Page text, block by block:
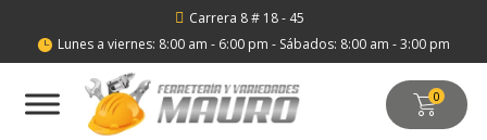
 Carrera 8 # 18 - 45
 Lunes a viernes: 8:00 am - 6:00 pm - Sábados: 8:00 am - 3:00 pm
0